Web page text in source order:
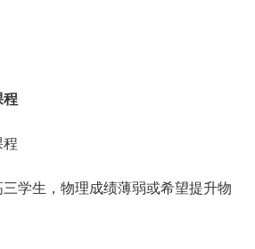
程
程
学生，物理成绩薄弱或希望提升物